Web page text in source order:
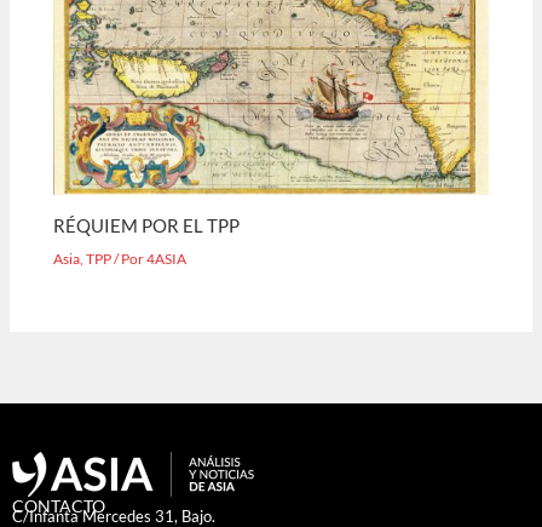
RÉQUIEM POR EL TPP
Asia,TPP/ Por4ASIA
CONTACTO
C/Infanta Mercedes 31, Bajo.